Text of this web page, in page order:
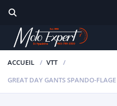
ACCUEIL
VTT
GREAT DAY GANTS SPANDO-